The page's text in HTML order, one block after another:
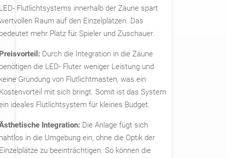
Flutlichtsystems innerhalb der Zäune spart
Raum auf den Einzelplätzen. Das
mehr Platz für Spieler und Zuschauer.
Durch die Integration in die Zäune
die LED- Fluter weniger Leistung und
Gründung von Flutlichtmasten, was ein
mit sich bringt. Somit ist das System
ideales Flutlichtsystem für kleines Budget.
Integration: Die Anlage fügt sich
in die Umgebung ein, ohne die Optik der
zu beeinträchtigen. So können die